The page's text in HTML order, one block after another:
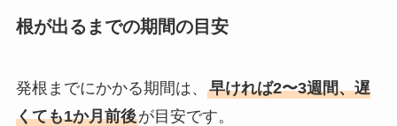
根が出るまでの期間の目安
発根までにかかる期間は、 早ければ2〜3週間、遅
くても1か月前後が目安です。